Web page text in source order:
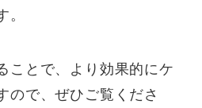
。
ことで、より効果的にケ
ので、ぜひご覧くださ